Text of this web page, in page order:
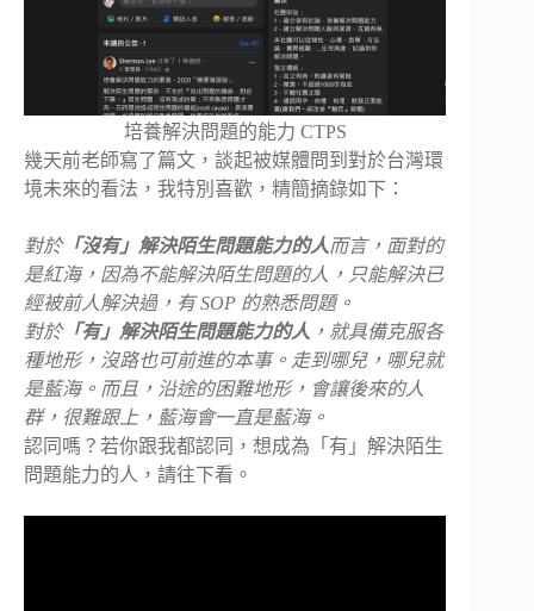
培養解決問題的能力 CTPS
幾天前老師寫了篇文，談起被媒體問到對於台灣環
境未來的看法，我特別喜歡，精簡摘錄如下：
對於「沒有」解決陌生問題能力的人而言，面對的
是紅海，因為不能解決陌生問題的人，只能解決已
經被前人解決過，有 SOP 的熟悉問題。
對於「有」解決陌生問題能力的人 ，就具備克服各
種地形，沒路也可前進的本事。走到哪兒，哪兒就
是藍海。而且，沿途的困難地形，會讓後來的人
群，很難跟上，藍海會一直是藍海。
認同嗎？若你跟我都認同，想成為「有」解決陌生
問題能力的人，請往下看。